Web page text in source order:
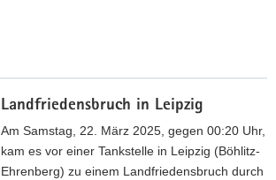
Landfriedensbruch in Leipzig
Am Samstag, 22. März 2025, gegen 00:20 Uhr,
kam es vor einer Tankstelle in Leipzig (Böhlitz-
Ehrenberg) zu einem Landfriedensbruch durch